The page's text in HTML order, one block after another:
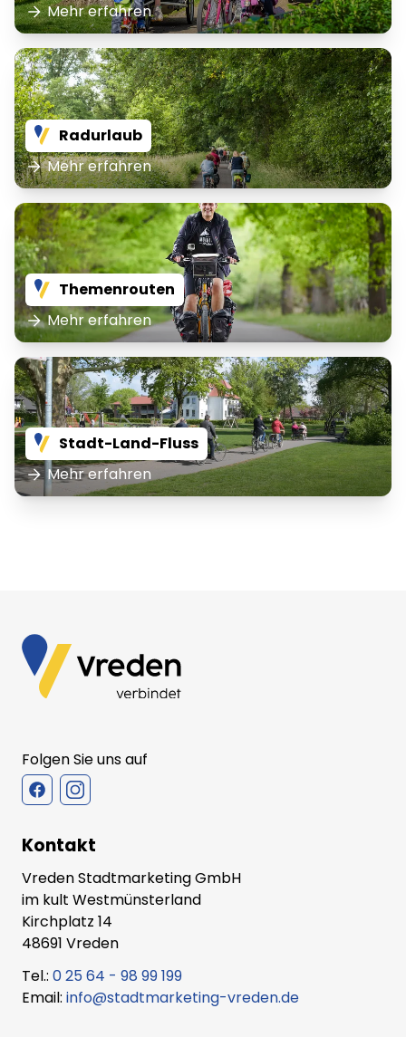
Mehr erfahren
Radurlaub
Mehr erfahren
Themenrouten
Mehr erfahren
Stadt-Land-Fluss
Mehr erfahren
Folgen Sie uns auf
Kontakt
Vreden Stadtmarketing GmbH
im kult Westmünsterland
Kirchplatz 14
48691 Vreden
Tel.: 0 25 64 - 98 99 199
Email: info@stadtmarketing-vreden.de